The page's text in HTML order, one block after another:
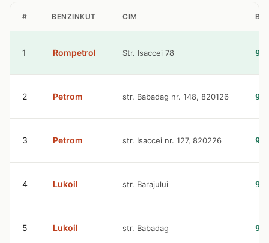
# BENZINKUT CIM
1 Rompetrol Str. Isaccei 78
2 Petrom str. Babadag nr. 148, 820126
3 Petrom str. Isaccei nr. 127, 820226
4 Lukoil str. Barajului
5 Lukoil str. Babadag